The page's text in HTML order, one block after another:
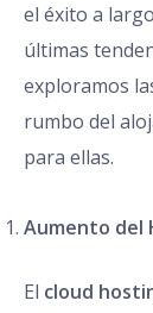
el éxito a
últimas
exploramos
rumbo del
para ellas.
Aumento del
El cloud